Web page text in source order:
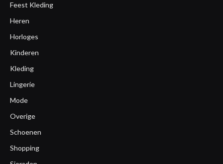
Feest Kleding
Heren
Horloges
Kinderen
Kleding
Lingerie
Mode
Overige
Schoenen
Shopping